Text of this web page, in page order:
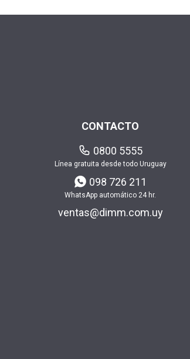
CONTACTO
0800 5555
Línea gratuita desde todo Uruguay
098 726 211
WhatsApp automático 24 hr.
ventas@dimm.com.uy